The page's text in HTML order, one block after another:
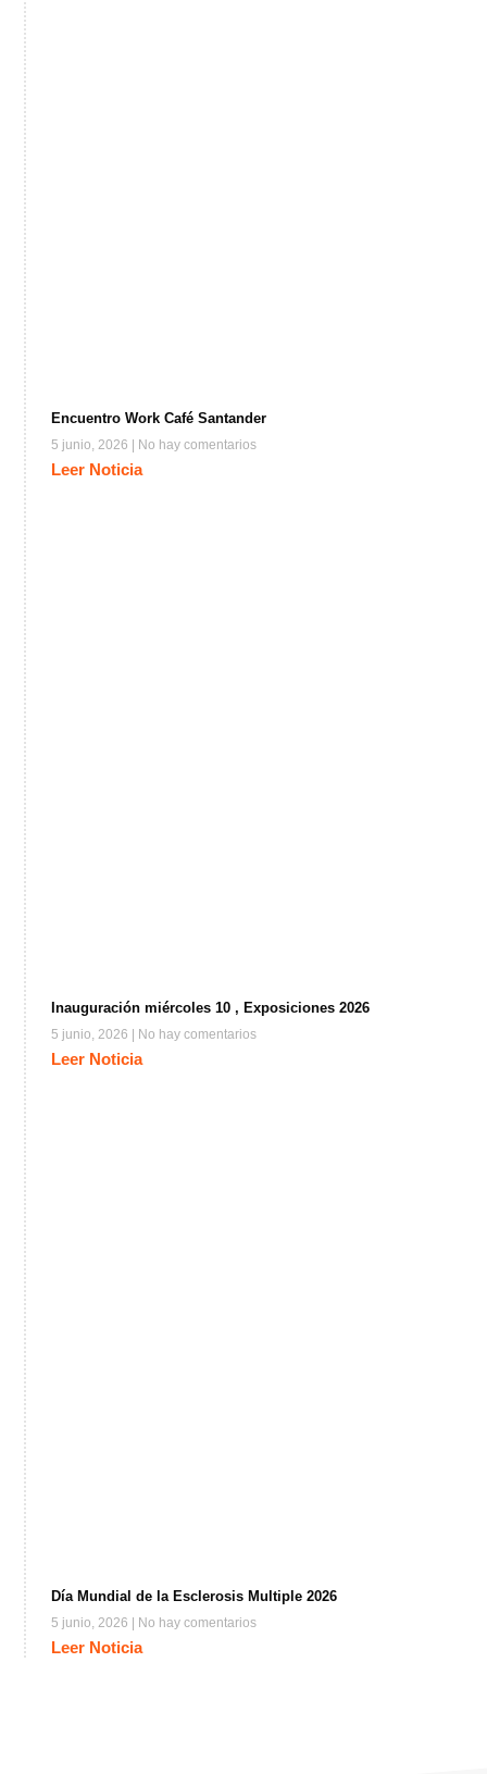
Encuentro Work Café Santander
5 junio, 2026 No hay comentarios
Leer Noticia
Inauguración miércoles 10 , Exposiciones 2026
5 junio, 2026 No hay comentarios
Leer Noticia
Día Mundial de la Esclerosis Multiple 2026
5 junio, 2026 No hay comentarios
Leer Noticia